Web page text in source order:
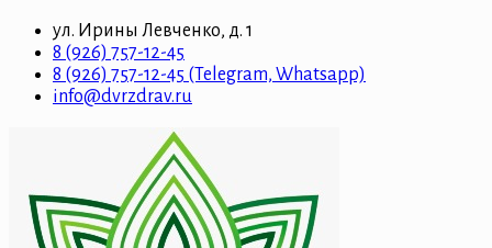
ул. Ирины Левченко, д. 1
8 (926) 757-12-45
8 (926) 757-12-45 (Telegram, Whatsapp)
info@dvrzdrav.ru